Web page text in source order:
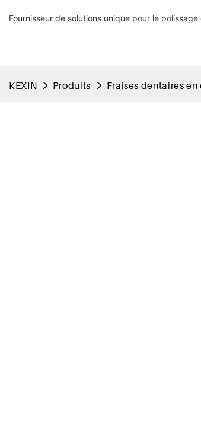
Fournisseur de solutions unique pour le
KEXIN Produits Fraises dentaires